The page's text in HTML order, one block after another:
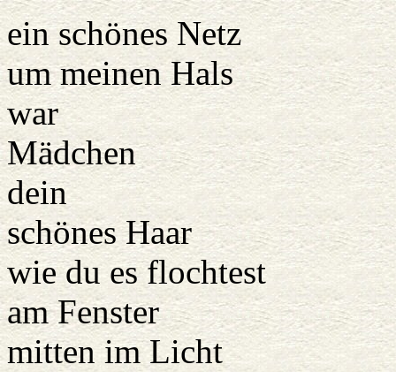
ein schönes Netz
um meinen Hals
war
Mädchen
dein
schönes Haar
wie du es flochtest
am Fenster
mitten im Licht